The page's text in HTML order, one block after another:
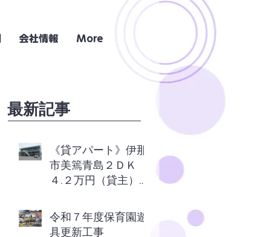
会社情報 More
最新記事
《貸アパート》伊那
市美篶青島２ＤＫ
４.２万円（貸主）
令和７年度保育園遊
具更新工事